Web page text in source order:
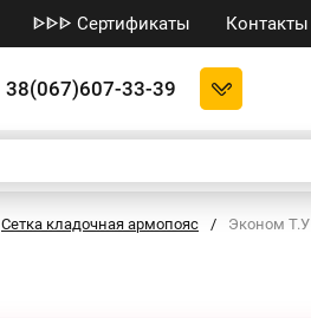
ᐈᐈᐈ Сертификаты Контакты
38(067)607-33-39
Сетка кладочная армопояс / Эконом Т.У